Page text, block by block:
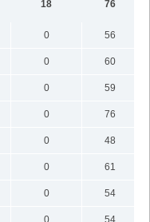
18 76
0
56
0
60
0
59
0
76
0
48
0
61
0
54
0 54